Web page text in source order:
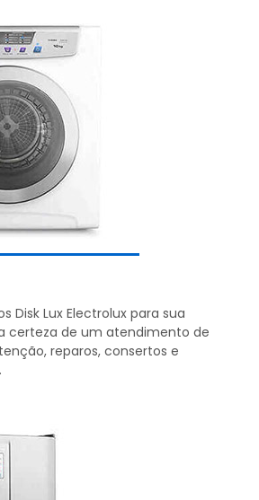
Disk Lux Electrolux para sua
certeza de um atendimento de
reparos, consertos e